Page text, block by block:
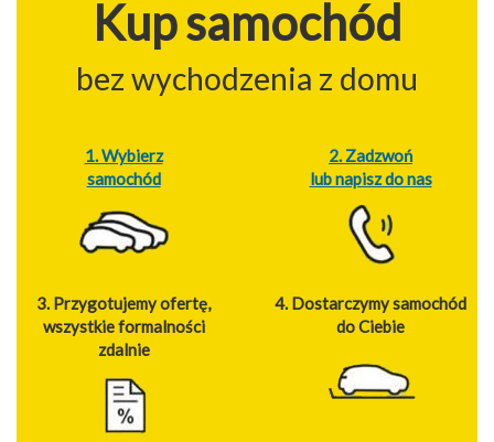
Kup samochód
bez wychodzenia z domu
1. Wybierz
samochód
2. Zadzwoń
lub napisz do nas
3. Przygotujemy ofertę,
wszystkie formalności
zdalnie
4. Dostarczymy samochód
do Ciebie